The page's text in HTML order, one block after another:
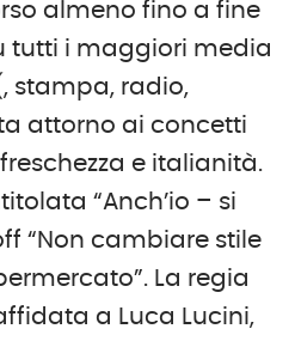
almeno fino a fine
tutti i maggiori media
stampa, radio,
attorno ai concetti
e italianità.
“Anch’io – si
“Non cambiare stile
La regia
a Luca Lucini,